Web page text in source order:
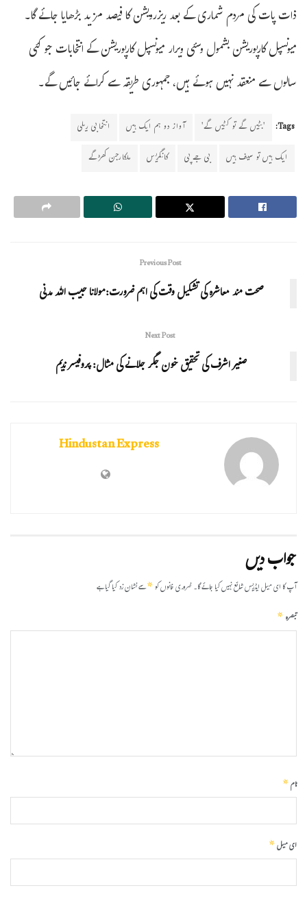
ذات پات کی مردم شماری کے بعد ریزرویشن کا فیصد مزید بڑھایا جائے گا۔
میونسپل کارپوریشن بشمول وسئی ویرار میونسپل کارپوریشن کے انتخابات جو کئی
سالوں سے منعقد نہیں ہوئے ہیں، جمہوری طریقہ سے کرائے جائیں گے۔
Tags: 'بٹیں گے تو کٹیں گے' آواز دو ہم ایک ہیں
انتخابی ریلی
ایک ہیں تو سیف ہیں
بی جے پی کانگریس ملکارجن کھڑگے
Previous Post
صحت مند معاشرہ کی تشکیل وقت کی اہم ضرورت:مولانا حبیب اللہ مدنی
Next Post
صغیر اشرف کی تحقیق خون جگر جلانے کی مثال: پروفیسر ندیم
Hindustan Express
جواب دیں
آپ کا ای میل ایڈریس شائع نہیں کیا جائے گا۔ضروری خانوں کو*سے نشان زد کیا گیا ہے
تبصرہ*
نام*
ای میل*